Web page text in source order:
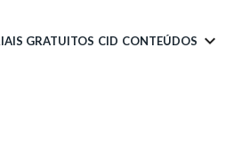
GRATUITOS CID CONTEÚDOS